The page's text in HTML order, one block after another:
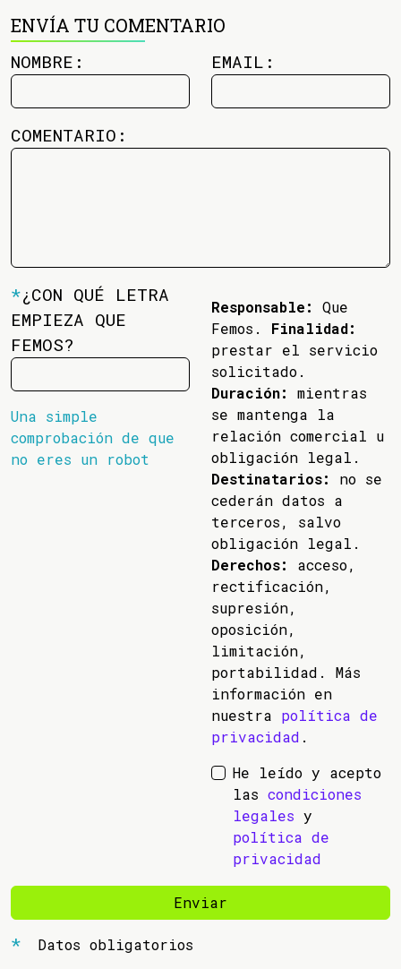
ENVÍA TU COMENTARIO
NOMBRE: EMAIL:
COMENTARIO:
*¿CON QUÉ LETRA
EMPIEZA QUE
FEMOS?
Una simple
comprobación de que
no eres un robot
Responsable:
Que
Femos. Finalidad:
prestar el servicio
solicitado.
Duración:
mientras
se mantenga la
relación comercial u
obligación legal.
Destinatarios:
no se
cederán datos a
terceros, salvo
obligación legal.
Derechos:
acceso,
rectificación,
supresión,
oposición,
limitación,
portabilidad. Más
información en
nuestra política de
privacidad .
He leído y acepto
las condiciones
legales y
política de
privacidad
Enviar
Datos obligatorios